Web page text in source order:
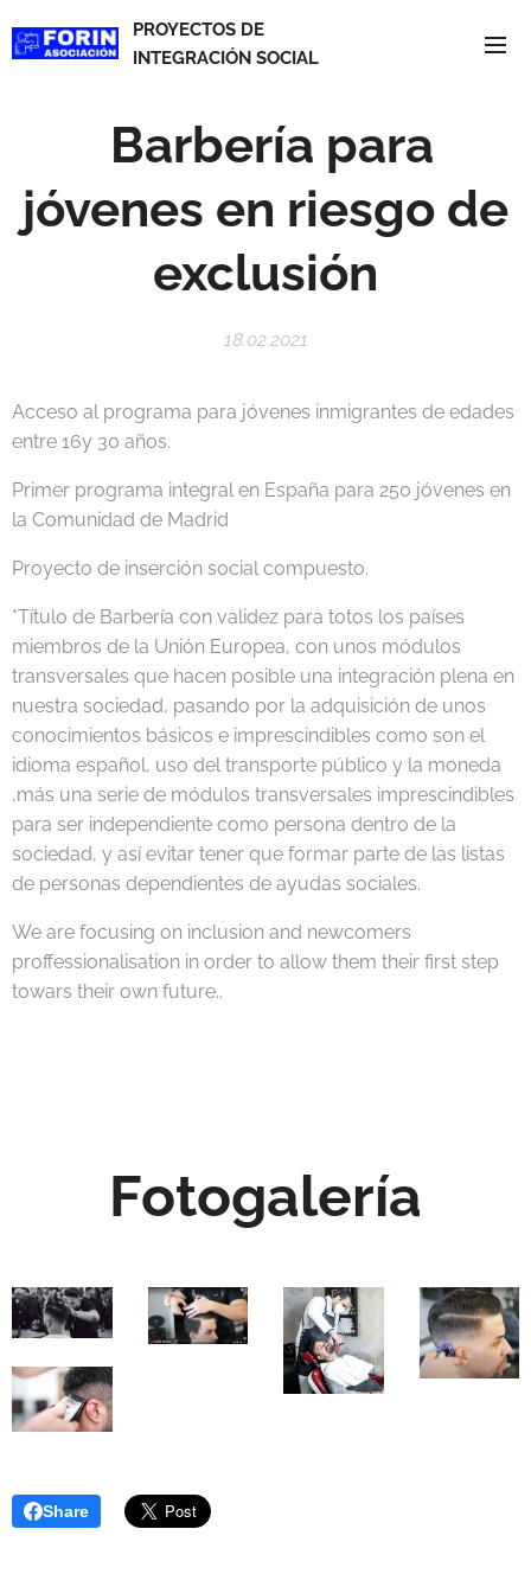
PROYECTOS DE
INTEGRACIÓN SOCIAL
Barbería para
jóvenes en riesgo de
exclusión
18.02.2021
Acceso al programa para jóvenes inmigrantes de edades
entre 16y 30 años.
Primer programa integral en España para 250 jóvenes en
la Comunidad de Madrid
Proyecto de inserción social compuesto.
*Título de Barbería con validez para totos los países
miembros de la Unión Europea, con unos módulos
transversales que hacen posible una integración plena en
nuestra sociedad, pasando por la adquisición de unos
conocimientos básicos e imprescindibles como son el
idioma español, uso del transporte público y la moneda
,más una serie de módulos transversales imprescindibles
para ser independiente como persona dentro de la
sociedad, y así evitar tener que formar parte de las listas
de personas dependientes de ayudas sociales.
We are focusing on inclusion and newcomers
proffessionalisation in order to allow them their first step
towars their own future..
Fotogalería
Share